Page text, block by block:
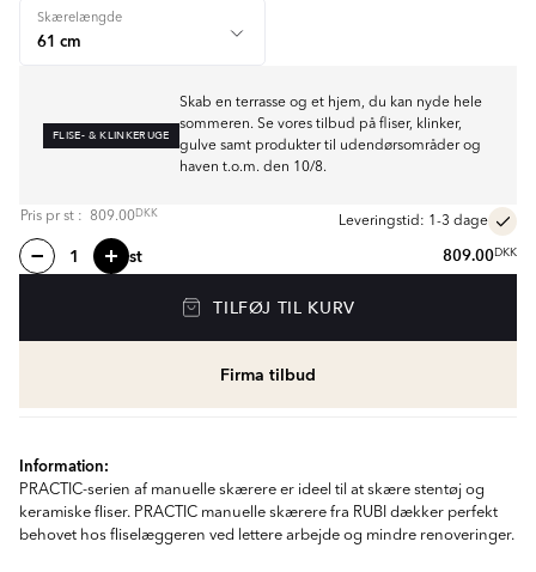
Skærelængde
FLISE- & KLINKERUGE
Skab en terrasse og et hjem, du kan nyde hele
sommeren. Se vores tilbud på fliser, klinker,
gulve samt produkter til udendørsområder og
haven t.o.m. den 10/8.
Pris pr st : 809.00DKK
Leveringstid: 1-3 dage
st 809.00DKK
TILFØJ TIL KURV
Firma tilbud
Information:
PRACTIC-serien af manuelle skærere er ideel til at skære stentøj og
keramiske fliser. PRACTIC manuelle skærere fra RUBI dækker perfekt
behovet hos fliselæggeren ved lettere arbejde og mindre renoveringer.